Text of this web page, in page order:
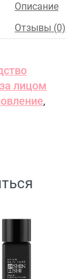
Описание
Отзывы (0)
лицом
,